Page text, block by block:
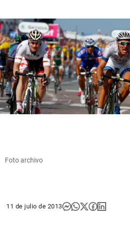
Foto archivo
11 de julio de 2013